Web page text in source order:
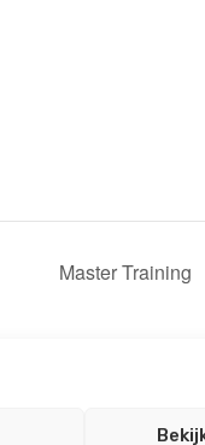
Master Training